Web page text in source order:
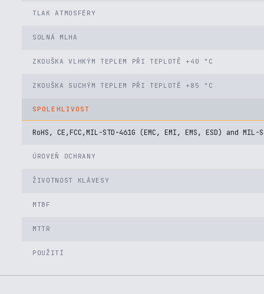
TLAK ATMOSFÉRY
SOLNÁ MLHA
ZKOUŠKA VLHKÝM TEPLEM PŘI TEPLOTĚ +40 °C
ZKOUŠKA SUCHÝM TEPLEM PŘI TEPLOTĚ +85 °C
SPOLEHLIVOST
RoHS, CE,FCC,MIL-STD-461G (EMC, EMI, EMS, ESD)
ÚROVEŇ OCHRANY
ŽIVOTNOST KLÁVESY
MTBF
MTTR
POUŽITÍ